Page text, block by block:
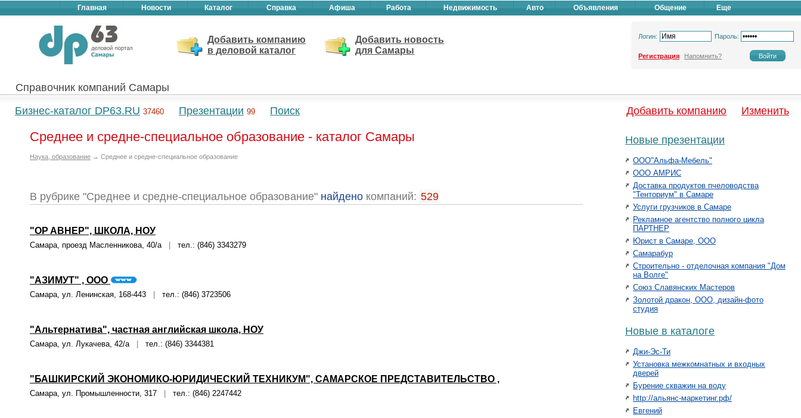
Главная Новости Каталог Справка Афиша Работа Недвижимость Авто Объявления Общение Еще
Добавить компанию
в деловой каталог
Добавить новость
для Самары
Логин: Пароль:
Регистрация Напомнить?
Справочник компаний Самары
Бизнес-каталог DP63.RU 37460 Презентации 99 Поиск Добавить компанию Изменить
Среднее и средне-специальное образование - каталог Самары
Наука, образование → Среднее и средне-специальное образование
В рубрике "Среднее и средне-специальное образование" найдено компаний: 529
"OP ABHEP", ШКОЛА, НОУ
Самара, проезд Масленникова, 40/а тел.: (846) 3343279
"АЗИМУТ" , ООО
Самара, ул. Ленинская, 168-443 тел.: (846) 3723506
"Альтернатива", частная английская школа, НОУ
Самара, ул. Лукачева, 42/а тел.: (846) 3344381
"БАШКИРСКИЙ ЭКОНОМИКО-ЮРИДИЧЕСКИЙ ТЕХНИКУМ", САМАРСКОЕ ПРЕДСТАВИТЕЛЬСТВО ,
Самара, ул. Промышленности, 317 тел.: (846) 2247442
Новые презентации
ООО"Альфа-Мебель"
ООО АМРИС
Доставка продуктов пчеловодства
"Тенториум" в Самаре
Услуги грузчиков в Самаре
Рекламное агентство полного цикла
ПАРТНЕР
Юрист в Самаре, ООО
Самарабур
Строительно - отделочная компания "Дом
на Волге"
Союз Славянских Мастеров
Золотой дракон, ООО, дизайн-фото
студия
Новые в каталоге
Джи-Эс-Ти
Установка межкомнатных и входных
дверей
Бурение скважин на воду
http://альянс-маркетинг.рф/
Евгений